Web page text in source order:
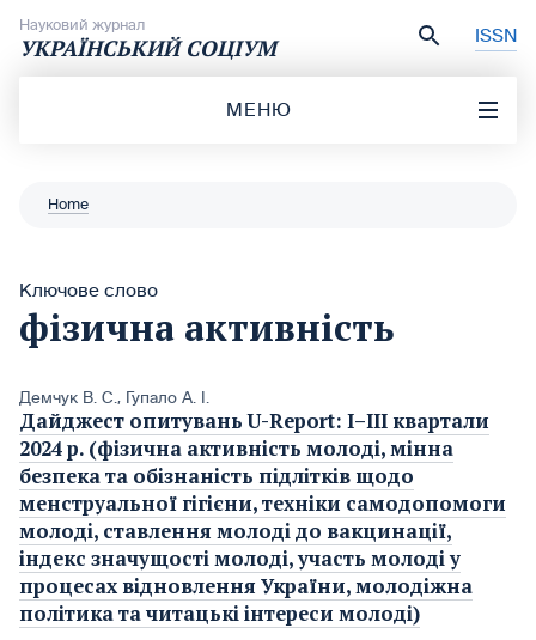
Науковий журнал
УКРАЇНСЬКИЙ СОЦІУМ ISSN
МЕНЮ
Home
Ключове слово
фізична активність
Демчук В. С., Гупало А. І.
Дайджест опитувань U-Report: I–ІІІ квартали
2024 р. (фізична активність молоді, мінна
безпека та обізнаність підлітків щодо
менструальної гігієни, техніки самодопомоги
молоді, ставлення молоді до вакцинації,
індекс значущості молоді, участь молоді у
процесах відновлення України, молодіжна
політика та читацькі інтереси молоді)